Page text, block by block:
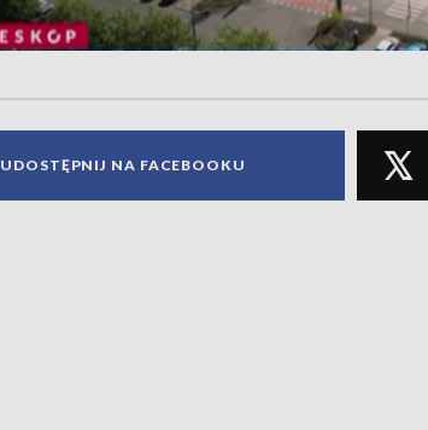
UDOSTĘPNIJ NA FACEBOOKU